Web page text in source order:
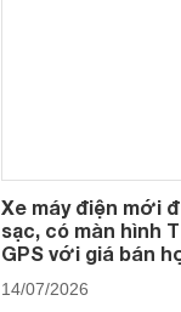
Xe máy điện mới
sạc, có màn hình
GPS với giá bán
14/07/2026